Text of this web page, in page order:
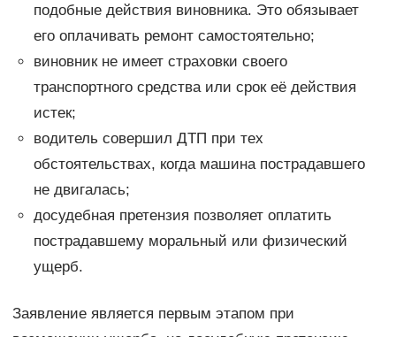
подобные действия виновника. Это обязывает
его оплачивать ремонт самостоятельно;
виновник не имеет страховки своего
транспортного средства или срок её действия
истек;
водитель совершил ДТП при тех
обстоятельствах, когда машина пострадавшего
не двигалась;
досудебная претензия позволяет оплатить
пострадавшему моральный или физический
ущерб.
Заявление является первым этапом при